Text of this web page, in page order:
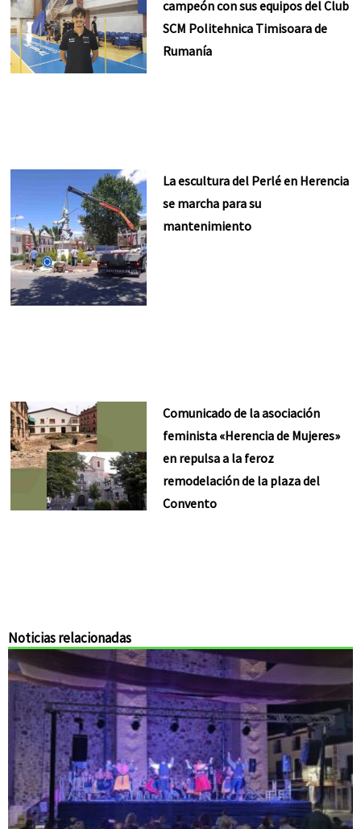
campeón con sus equipos del Club
SCM Politehnica Timisoara de
Rumanía
La escultura del Perlé en Herencia
se marcha para su
mantenimiento
Comunicado de la asociación
feminista «Herencia de Mujeres»
en repulsa a la feroz
remodelación de la plaza del
Convento
Noticias relacionadas